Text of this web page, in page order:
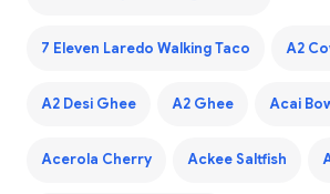
7 Eleven Laredo Walking Taco A2
A2 Desi Ghee A2 Ghee Acai
Acerola Cherry Ackee Saltfish